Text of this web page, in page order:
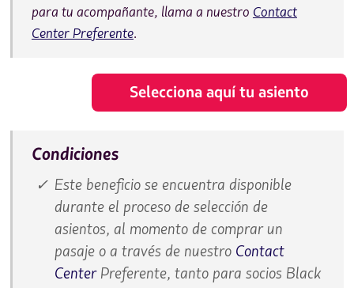
para tu acompañante, llama a nuestro Contact
Center Preferente.
Selecciona aquí tu asiento
Condiciones
Este beneficio se encuentra disponible
durante el proceso de selección de
asientos, al momento de comprar un
pasaje o a través de nuestro Contact
CenterPreferente, tanto para socios Black